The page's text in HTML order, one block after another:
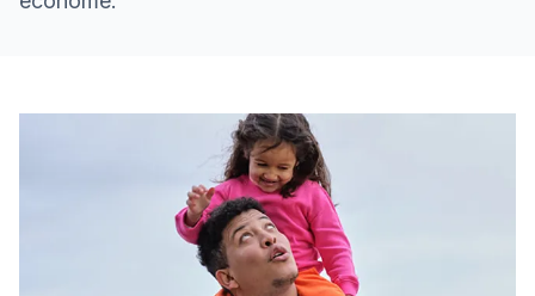
Comment nous faisons